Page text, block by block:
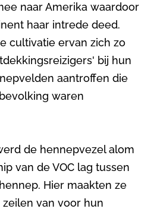
naar Amerika waardoor
haar intrede deed.
cultivatie ervan zich zo
bij hun
aantroffen die
waren
de hennepvezel alom
van de VOC lag tussen
Hier maakten ze
van voor hun